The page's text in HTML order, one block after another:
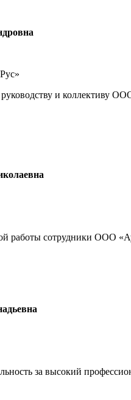
и коллективу
работы сотрудники ООО
за высокий